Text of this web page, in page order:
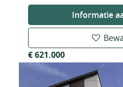
Informatie
€ 621.000